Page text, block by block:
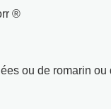
®
ou de romarin ou